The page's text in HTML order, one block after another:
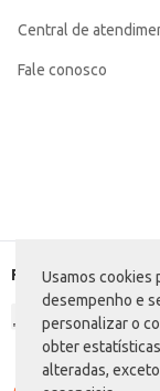
Usamos cookies
desempenho e
personalizar o
obter
alteradas,
Central de
Fale conosco
Formas de